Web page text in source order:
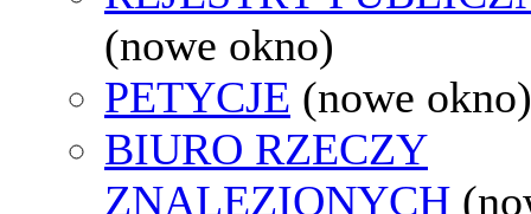
(nowe okno)
PETYCJE (nowe okno)
BIURO RZECZY
ZNALEZIONYCH